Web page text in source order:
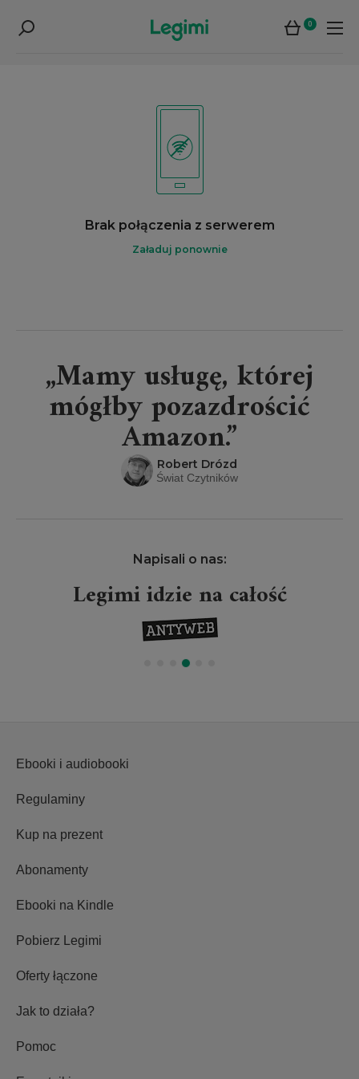
0
Brak połączenia z serwerem
Załaduj ponownie
„Mamy usługę, której
mógłby pozazdrościć
Amazon.”
Robert Drózd
Świat Czytników
Napisali o nas:
Legimi idzie na całość
Ebooki i audiobooki
Regulaminy
Kup na prezent
Abonamenty
Ebooki na Kindle
Pobierz Legimi
Oferty łączone
Jak to działa?
Pomoc